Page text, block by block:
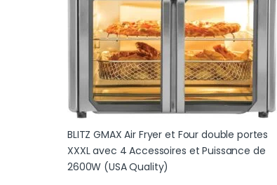
BLITZ GMAX Air Fryer et Four double portes
XXXL avec 4 Accessoires et Puissance de
2600W (USA Quality)